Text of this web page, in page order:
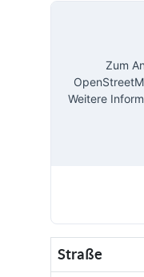
Zum
Weitere
Straße